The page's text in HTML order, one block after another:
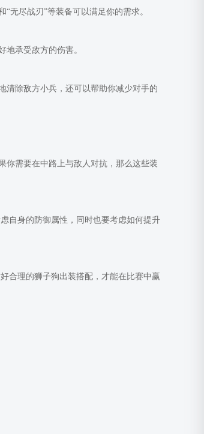
无尽战刃”等装备可以满足你的需求。
地承受敌方的伤害。
清除敌方小兵，还可以帮助你减少对手的
你需要在中路上与敌人对抗，那么这些装
自身的防御属性，同时也要考虑如何提升
合理的狮子狗出装搭配，才能在比赛中赢